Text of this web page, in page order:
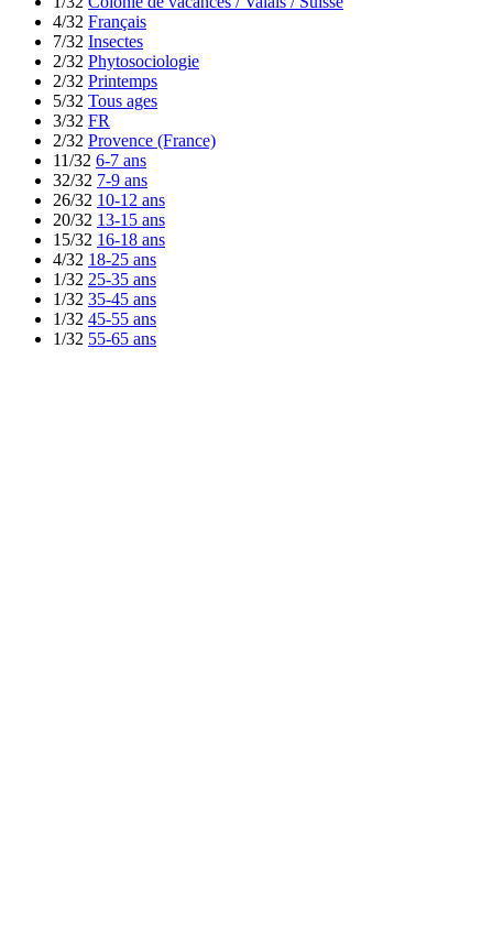
4/32 Français
7/32 Insectes
2/32 Phytosociologie
2/32 Printemps
5/32 Tous ages
3/32 FR
2/32 Provence (France)
11/32 6-7 ans
32/32 7-9 ans
26/32 10-12 ans
20/32 13-15 ans
15/32 16-18 ans
4/32 18-25 ans
1/32 25-35 ans
1/32 35-45 ans
1/32 45-55 ans
1/32 55-65 ans